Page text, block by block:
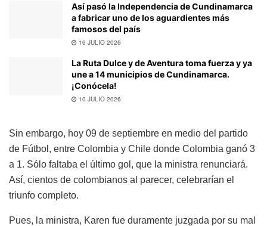
Así pasó la Independencia de Cundinamarca
a fabricar uno de los aguardientes más
famosos del país
16 JULIO 2026
La Ruta Dulce y de Aventura toma fuerza y ya
une a 14 municipios de Cundinamarca.
¡Conócela!
10 JULIO 2026
Sin embargo, hoy 09 de septiembre en medio del partido
de Fútbol, entre Colombia y Chile donde Colombia ganó 3
a 1. Sólo faltaba el último gol, que la ministra renunciará.
Así, cientos de colombianos al parecer, celebrarían el
triunfo completo.
Pues, la ministra, Karen fue duramente juzgada por su mal